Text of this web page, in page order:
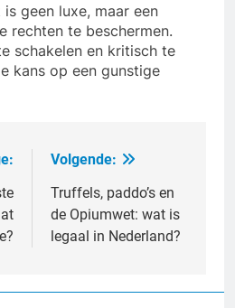
geen luxe, maar een
rechten te beschermen.
schakelen en kritisch te
kans op een gunstige
Volgende:
Truffels, paddo’s en
de Opiumwet: wat is
legaal in Nederland?